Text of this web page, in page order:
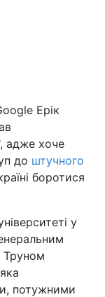
Ерік
адже хоче
до штучного
боротися
у
потужними